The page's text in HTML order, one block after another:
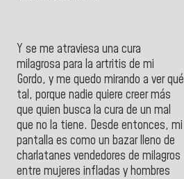
Y se me atraviesa una cura
milagrosa para la artritis de mi
Gordo, y me quedo mirando a ver qué
tal, porque nadie quiere creer más
que quien busca la cura de un mal
que no la tiene. Desde entonces, mi
pantalla es como un bazar lleno de
charlatanes vendedores de milagros
entre mujeres infladas y hombres